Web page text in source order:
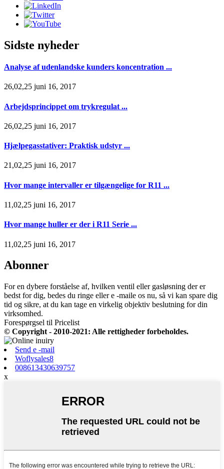
Sidste nyheder
Analyse af udenlandske kunders koncentration ...
26,02,25 juni 16, 2017
Arbejdsprincippet om trykregulat ...
26,02,25 juni 16, 2017
Hjælpegasstativer: Praktisk udstyr ...
21,02,25 juni 16, 2017
Hvor mange intervaller er tilgængelige for R11 ...
11,02,25 juni 16, 2017
Hvor mange huller er der i R11 Serie ...
11,02,25 juni 16, 2017
Abonner
For en dybere forståelse af, hvilken ventil eller gasløsning der er
bedst for dig, bedes du ringe eller e -maile os nu, så vi kan spare dig
tid og sikre, at du kan tage en virkelig objektiv beslutning for din
virksomhed.
Forespørgsel til Pricelist
© Copyright - 2010-2021: Alle rettigheder forbeholdes.
Send e -mail
Woflysales8
008613430639757
x